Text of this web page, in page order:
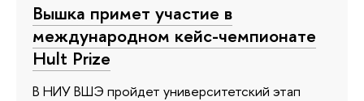
Вышка примет участие в
международном кейс-чемпионате
Hult Prize
В НИУ ВШЭ пройдет университетский этап